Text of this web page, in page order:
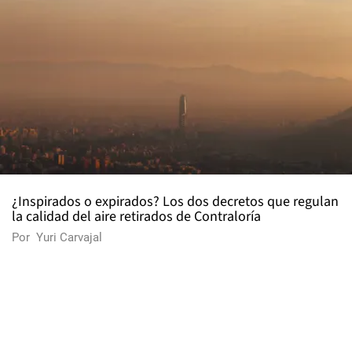
¿Inspirados o expirados? Los dos decretos que regulan
la calidad del aire retirados de Contraloría
Por Yuri Carvajal